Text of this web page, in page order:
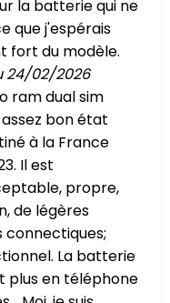
la batterie qui ne
que j'espérais
fort du modèle.
24/02/2026
ram dual sim
bon état
à la France
Il est
propre,
de légères
connectiques;
La batterie
plus en téléphone